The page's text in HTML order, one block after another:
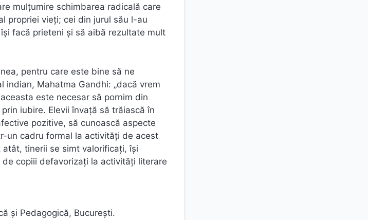
mulțumire schimbarea radicală care
propriei vieți; cei din jurul său l-au
facă prieteni și să aibă rezultate mult
pentru care este bine să ne
Mahatma Gandhi: „dacă vrem
este necesar să pornim din
iubire. Elevii învață să trăiască în
pozitive, să cunoască aspecte
un cadru formal la activităţi de acest
tinerii se simt valorificați, își
copiii defavorizaţi la activităţi literare
şi Pedagogică, Bucureşti.